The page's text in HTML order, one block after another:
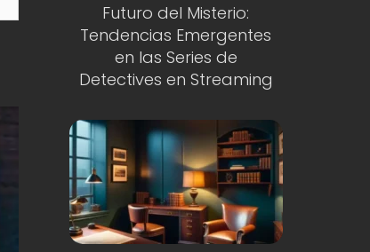
Futuro del Misterio:
Tendencias Emergentes
en las Series de
Detectives en Streaming